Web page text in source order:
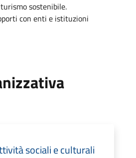
sostenibile.
con enti e istituzioni
sociali e culturali